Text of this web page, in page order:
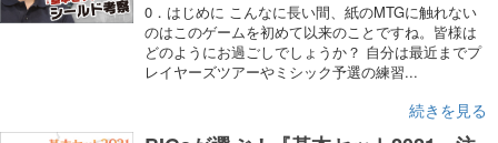
0．はじめに こんなに長い間、紙のMTGに触れない
のはこのゲームを初めて以来のことですね。皆様は
どのようにお過ごしでしょうか？ 自分は最近までプ
レイヤーズツアーやミシック予選の練習...
続きを見る